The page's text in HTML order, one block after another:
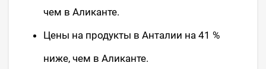
чем в Аликанте.
Цены на продукты в Анталии на 41 %
ниже, чем в Аликанте.